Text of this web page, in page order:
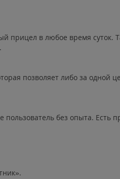
прицел в любое время суток.
позволяет либо за одной
без опыта. Есть